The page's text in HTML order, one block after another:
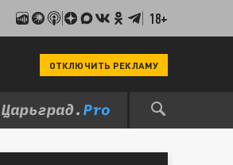
18+
ОТКЛЮЧИТЬ РЕКЛАМУ